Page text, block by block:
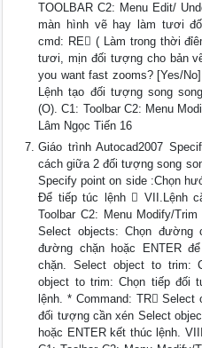
TOOLBAR C2: Menu Edit/
màn hình vẽ hay làm tươi
cmd: RE ( Làm trong thời
tươi, mịn đối tượng cho bản
you want fast zooms? [Yes/
Lệnh tạo đối tượng song
(O). C1: Toolbar C2: Menu
Lâm Ngọc Tiến 16
Giáo trình Autocad2007
cách giữa 2 đối tượng song
Specify point on side :Chọn
Để tiếp túc lệnh  VII.Lệnh
Toolbar C2: Menu Modify/
Select objects: Chọn đường
đường chặn hoặc ENTER
chặn. Select object to trim:
object to trim: Chọn tiếp đối
lệnh. * Command: TR
đối tượng cần xén Select
hoặc ENTER kết thúc lệnh.